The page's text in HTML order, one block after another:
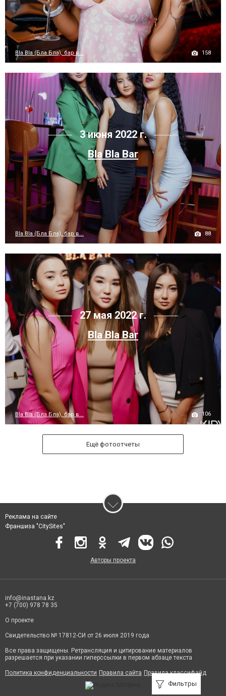
Bla Bla (Бла Бла), бар в... 158
3 июня 2022 г.
Bla Bla Bar
Bla Bla (Бла Бла), бар в... 88
27 мая 2022 г.
Bla Bla Bar
Bla Bla (Бла Бла), бар в... 106
Ещё фотоотчеты
Фильтры
Реклама на сайте
Франшиза "CitySites"
Авторы проекта
info@inastana.kz
+7 (700) 978 78 35
О проекте
Свидетельство № 17812-СИ от 26 июля 2019 года
Все права защищены. Ретрансляция и цитирование материалов
разрешается при указании гиперссылки в первом абзаце текста
Политика конфиденциальности Правила сайта Правила классифайд